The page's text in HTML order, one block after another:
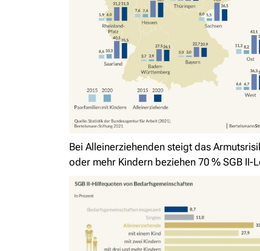
Bei Alleinerziehenden steigt das
oder mehr Kindern beziehen 70 % SGB II-